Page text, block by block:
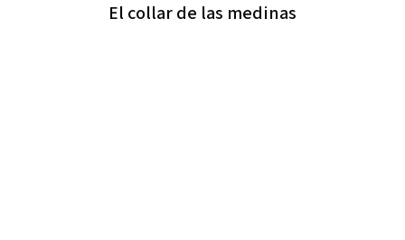
El collar de las medinas